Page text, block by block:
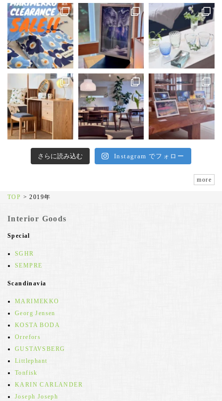
さらに読み込む Instagram でフォロー
more
TOP >2019年
Interior Goods
Special
SGHR
SEMPRE
Scandinavia
MARIMEKKO
Georg Jensen
KOSTA BODA
Orrefors
GUSTAVSBERG
Littlephant
Tonfisk
KARIN CARLANDER
Joseph Joseph